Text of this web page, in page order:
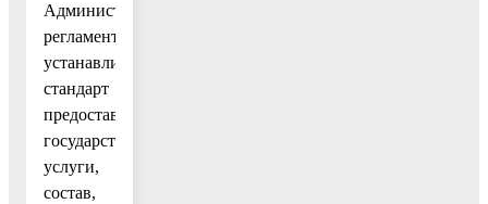
Административный
регламент
устанавливает
стандарт
предоставления
государственной
услуги,
состав,